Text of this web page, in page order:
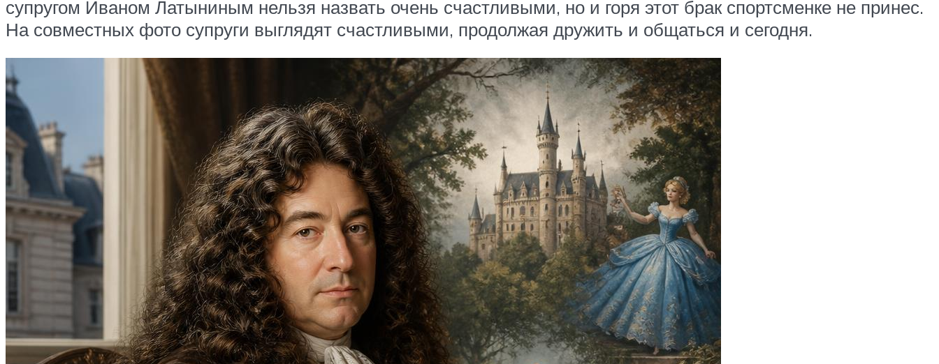
супругом Иваном Латыниным нельзя назвать очень счастливыми, но и горя этот брак спортсменке не принес.
На совместных фото супруги выглядят счастливыми, продолжая дружить и общаться и сегодня.